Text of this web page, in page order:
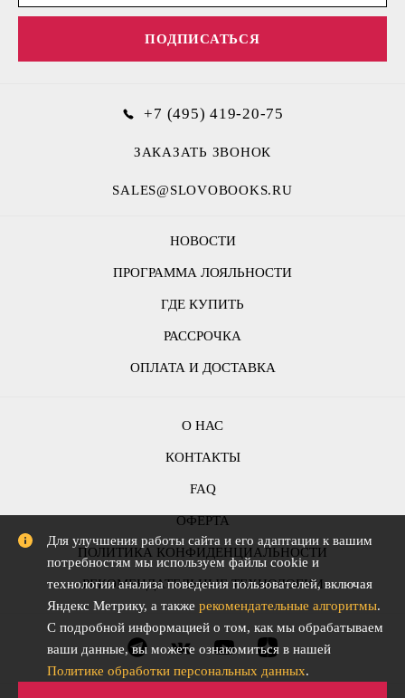
НОВОСТИ
ПРОГРАММА ЛОЯЛЬНОСТИ
ГДЕ КУПИТЬ
РАССРОЧКА
ОПЛАТА И ДОСТАВКА
ПОДПИСАТЬСЯ
О НАС
КОНТАКТЫ
FAQ
ОФЕРТА
ПОЛИТИКА КОНФИДЕНЦИАЛЬНОСТИ
РЕКОМЕНДАТЕЛЬНЫЕ ТЕХНОЛОГИИ
+7 (495) 419-20-75
ЗАКАЗАТЬ ЗВОНОК
SALES@SLOVOBOOKS.RU
Для улучшения работы сайта и его адаптации к вашим
потребностям мы используем файлы cookie и
технологии анализа поведения пользователей, включая
Яндекс Метрику, а также рекомендательные алгоритмы.
С подробной информацией о том, как мы обрабатываем
ваши данные, вы можете ознакомиться в нашей
Политике обработки персональных данных.